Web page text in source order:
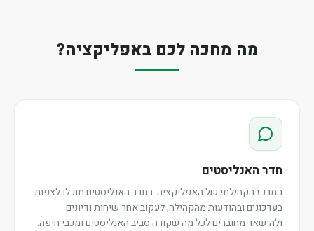
מה מחכה לכם באפליקציה?
חדר האנליסטים
המרכז הקהילתי של האפליקציה. בחדר האנליסטים תוכלו לצפות
בעדכונים ובהודעות מהקהילה, לעקוב אחר שיחות ודיונים
ולהישאר מחוברים לכל מה שקורה סביב האנליסטים ומכבי חיפה.